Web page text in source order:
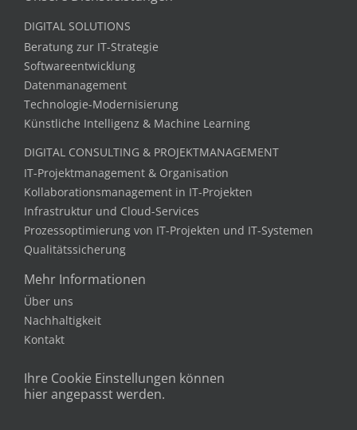
DIGITAL SOLUTIONS
Beratung zur IT-Strategie
Softwareentwicklung
Datenmanagement
Technologie-Modernisierung
Künstliche Intelligenz & Machine Learning
DIGITAL CONSULTING & PROJEKTMANAGEMENT
IT-Projektmanagement & Organisation
Kollaborationsmanagement in IT-Projekten
Infrastruktur und Cloud-Services
Prozessoptimierung von IT-Projekten und IT-Systemen
Qualitätssicherung
Mehr Informationen
Über uns
Nachhaltigkeit
Kontakt
Ihre Cookie Einstellungen können
hier angepasst werden.